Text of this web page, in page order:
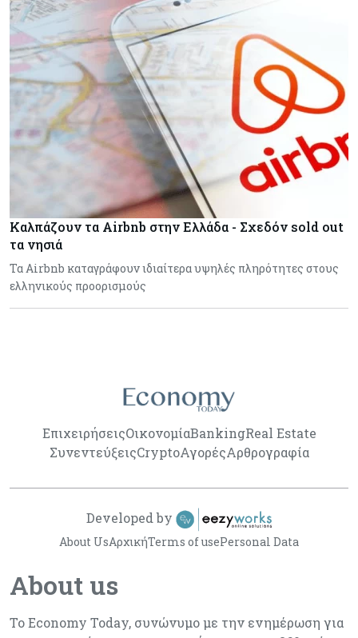
Καλπάζουν τα Airbnb στην Ελλάδα - Σχεδόν sold out
τα νησιά
Τα Airbnb καταγράφουν ιδιαίτερα υψηλές πληρότητες στους
ελληνικούς προορισμούς
ΕπιχειρήσειςΟικονομίαBankingReal Estate
ΣυνεντεύξειςCryptoΑγορέςΑρθρογραφία
About us
Το Economy Today, συνώνυμο με την ενημέρωση για
About UsΑρχικήTerms of usePersonal Data
Developed by